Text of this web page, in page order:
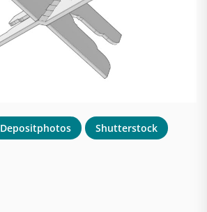
Depositphotos Shutterstock